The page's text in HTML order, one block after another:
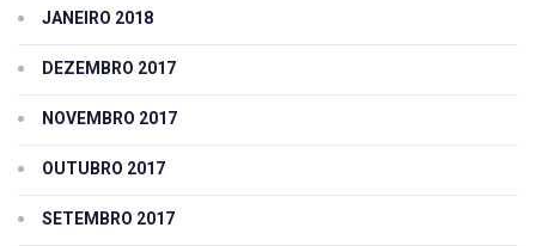
JANEIRO 2018
DEZEMBRO 2017
NOVEMBRO 2017
OUTUBRO 2017
SETEMBRO 2017